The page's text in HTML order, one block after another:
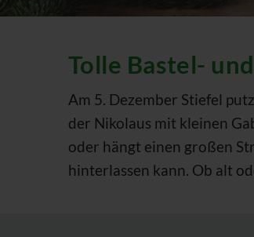
Tolle Bastel-
Am 5. Dezember Stiefel
der Nikolaus mit kleinen
oder hängt einen großen
hinterlassen kann. Ob alt